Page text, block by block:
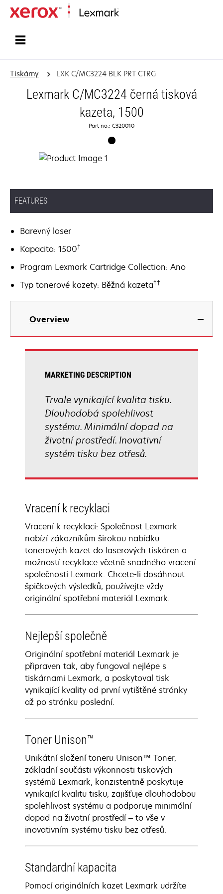
Tiskárny LXK C/MC3224 BLK PRT CTRG
Lexmark C/MC3224 černá tisková
kazeta, 1500
Part no.: C320010
FEATURES
Barevný laser
Kapacita: 1500†
Program Lexmark Cartridge Collection: Ano
Typ tonerové kazety: Běžná kazeta††
Overview
MARKETING DESCRIPTION
Trvale vynikající kvalita tisku.
Dlouhodobá spolehlivost
systému. Minimální dopad na
životní prostředí. Inovativní
systém tisku bez otřesů.
Vracení k recyklaci
Vracení k recyklaci: Společnost Lexmark
nabízí zákazníkům širokou nabídku
tonerových kazet do laserových tiskáren a
možností recyklace včetně snadného vracení
společnosti Lexmark. Chcete-li dosáhnout
špičkových výsledků, používejte vždy
originální spotřební materiál Lexmark.
Nejlepší společně
Originální spotřební materiál Lexmark je
připraven tak, aby fungoval nejlépe s
tiskárnami Lexmark, a poskytoval tisk
vynikající kvality od první vytištěné stránky
až po stránku poslední.
Toner Unison™
Unikátní složení toneru Unison™ Toner,
základní součásti výkonnosti tiskových
systémů Lexmark, konzistentně poskytuje
vynikající kvalitu tisku, zajišťuje dlouhodobou
spolehlivost systému a podporuje minimální
dopad na životní prostředí – to vše v
inovativním systému tisku bez otřesů.
Standardní kapacita
Pomocí originálních kazet Lexmark udržíte